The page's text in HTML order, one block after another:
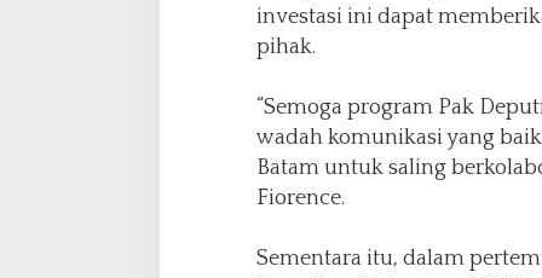
investasi ini dapat
pihak.
“Semoga program Pak
wadah komunikasi yang
Batam untuk saling
Fiorence.
Sementara itu, dalam